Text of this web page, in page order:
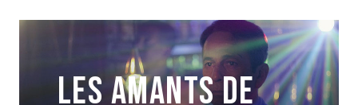
Les Amants de